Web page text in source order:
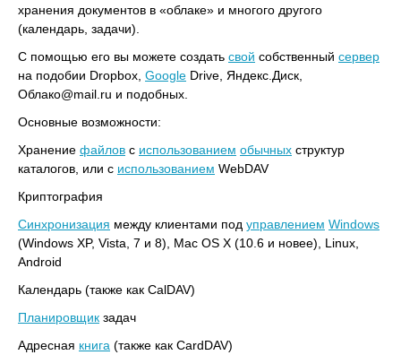
хранения документов в «облаке» и многого другого
(календарь, задачи).
С помощью его вы можете создать свой собственный сервер
на подобии Dropbox, Google Drive, Яндекс.Диск,
Облако@mail.ru и подобных.
Основные возможности:
Хранение файлов с использованием обычных структур
каталогов, или с использованием WebDAV
Криптография
Синхронизация между клиентами под управлением Windows
(Windows XP, Vista, 7 и 8), Mac OS X (10.6 и новее), Linux,
Android
Календарь (также как CalDAV)
Планировщик задач
Адресная книга (также как CardDAV)